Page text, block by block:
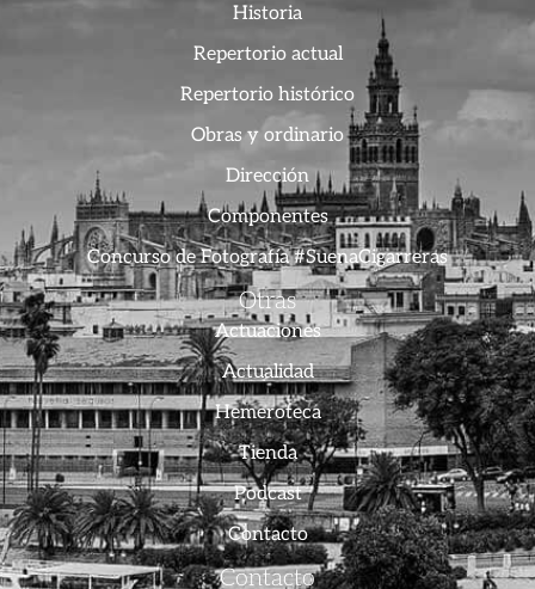
Historia
Repertorio actual
Repertorio histórico
Obras y ordinario
Dirección
Componentes
Concurso de Fotografía #SuenaCigarreras
Otras
Actuaciones
Actualidad
Hemeroteca
Tienda
Podcast
Contacto
Contacto